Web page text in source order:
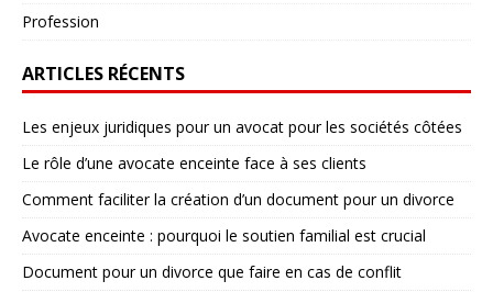
Profession
ARTICLES RÉCENTS
Les enjeux juridiques pour un avocat pour les sociétés côtées
Le rôle d’une avocate enceinte face à ses clients
Comment faciliter la création d’un document pour un divorce
Avocate enceinte : pourquoi le soutien familial est crucial
Document pour un divorce que faire en cas de conflit